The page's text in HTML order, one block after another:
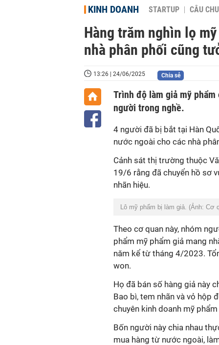
KINH DOANH STARTUP CÂU
Hàng trăm nghìn lọ
nhà phân phối cũng
13:26 | 24/06/2025 Chia sẻ
Trình độ làm giả mỹ
người trong nghề.
4 người đã bị bắt tại Hàn
nước ngoài cho các nhà
Cảnh sát thị trường thuộc
19/6 rằng đã chuyển hồ sơ
nhãn hiệu.
Lô mỹ phẩm bị làm giả. (Ảnh: Cơ
Theo cơ quan này, nhóm
phẩm mỹ phẩm giả mang
năm kể từ tháng 4/2023.
won.
Họ đã bán số hàng giả này
Bao bì, tem nhãn và vỏ hộp
chuyên kinh doanh mỹ
Bốn người này chia nhau
mua hàng từ nước ngoài,